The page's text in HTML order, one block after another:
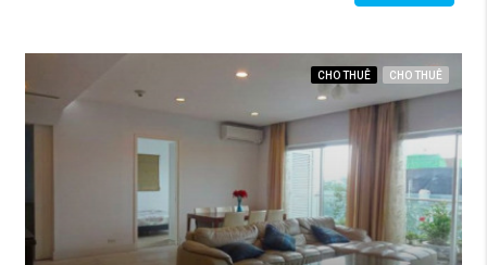
CHO THUÊ CHO THUÊ